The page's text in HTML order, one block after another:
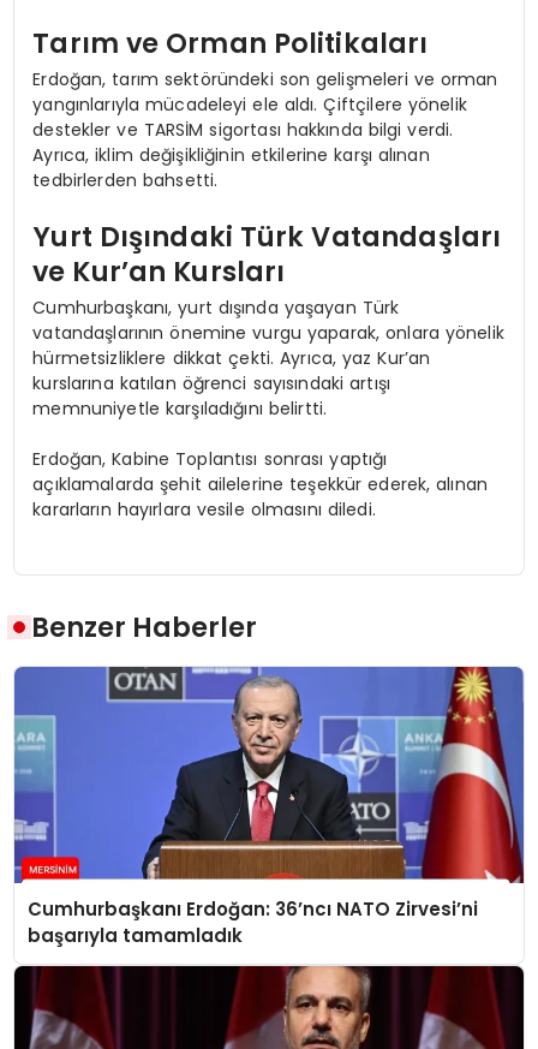
Tarım ve Orman Politikaları
Erdoğan, tarım sektöründeki son gelişmeleri ve orman
yangınlarıyla mücadeleyi ele aldı. Çiftçilere yönelik
destekler ve TARSİM sigortası hakkında bilgi verdi.
Ayrıca, iklim değişikliğinin etkilerine karşı alınan
tedbirlerden bahsetti.
Yurt Dışındaki Türk Vatandaşları
ve Kur’an Kursları
Cumhurbaşkanı, yurt dışında yaşayan Türk
vatandaşlarının önemine vurgu yaparak, onlara yönelik
hürmetsizliklere dikkat çekti. Ayrıca, yaz Kur’an
kurslarına katılan öğrenci sayısındaki artışı
memnuniyetle karşıladığını belirtti.
Erdoğan, Kabine Toplantısı sonrası yaptığı
açıklamalarda şehit ailelerine teşekkür ederek, alınan
kararların hayırlara vesile olmasını diledi.
Benzer Haberler
Cumhurbaşkanı Erdoğan: 36’ncı NATO Zirvesi’ni
başarıyla tamamladık